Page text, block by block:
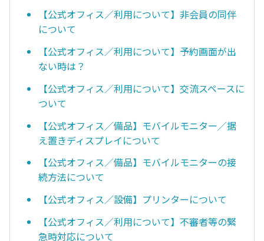
【公式オフィス／利用について】非会員の同伴
について
【公式オフィス／利用について】予約画面が出
ない時は？
【公式オフィス／利用について】交流スペースに
ついて
【公式オフィス／備品】モバイルモニター／据
え置きディスプレイについて
【公式オフィス／備品】モバイルモニターの接
続方法について
【公式オフィス／設備】プリンターについて
【公式オフィス／利用について】不審者等の緊
急時対応について